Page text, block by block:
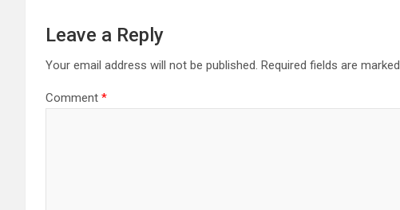
Leave a Reply
Your email address will not be published. Required fields are marked
Comment *